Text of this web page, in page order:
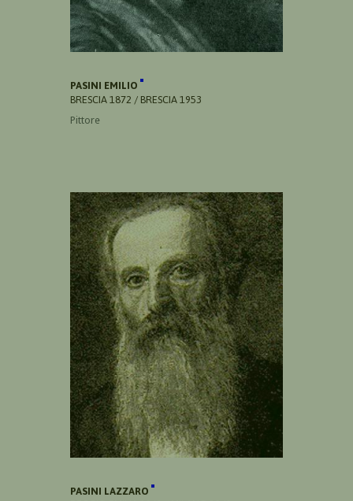
PASINI EMILIO
BRESCIA 1872 / BRESCIA 1953
Pittore
PASINI LAZZARO